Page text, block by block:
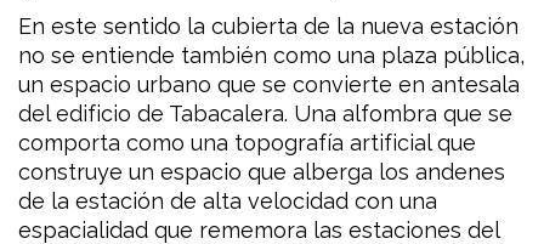
En este sentido la cubierta de la nueva estación
no se entiende también como una plaza pública,
un espacio urbano que se convierte en antesala
del edificio de Tabacalera. Una alfombra que se
comporta como una topografía artificial que
construye un espacio que alberga los andenes
de la estación de alta velocidad con una
espacialidad que rememora las estaciones del